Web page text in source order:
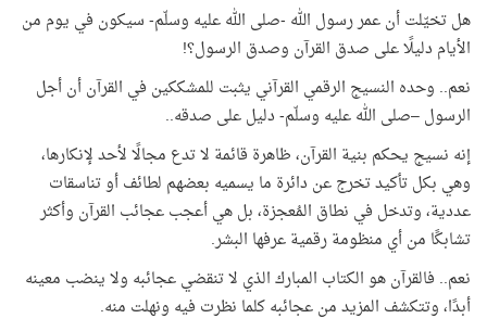
هل تخيّلت أن عمر رسول الله -صلى الله عليه وسلّم- سيكون في يوم من
الأيام دليلًا على صدق القرآن وصدق الرسول؟!
نعم.. وحده النسيج الرقمي القرآني يثبت للمشككين في القرآن أن أجل
الرسول –صلى الله عليه وسلّم- دليل على صدقه..
إنه نسيج يحكم بنية القرآن، ظاهرة قائمة لا تدع مجالًا لأحد لإنكارها،
وهي بكل تأكيد تخرج عن دائرة ما يسميه بعضهم لطائف أو تناسقات
عددية، وتدخل في نطاق المُعجزة، بل هي أعجب عجائب القرآن وأكثر
تشابكًا من أي منظومة رقمية عرفها البشر.
نعم.. فالقرآن هو الكتاب المبارك الذي لا تنقضي عجائبه ولا ينضب معينه
أبدًا، وتتكشف المزيد من عجائبه كلما نظرت فيه ونهلت منه.